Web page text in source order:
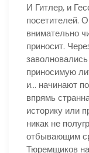
И Гитлер, и
посетителей.
внимательно
приносит.
приносимую
и… начинают
впрямь
историку или
никак не
отбывающим
Тюремщиков